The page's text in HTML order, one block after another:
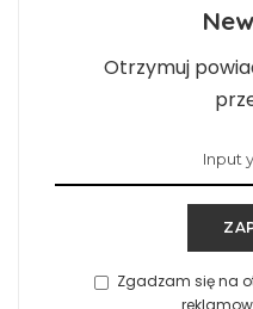
Otrzymuj
Zgadzam się na